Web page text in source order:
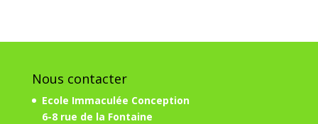
Nous contacter
Ecole Immaculée Conception
6-8 rue de la Fontaine